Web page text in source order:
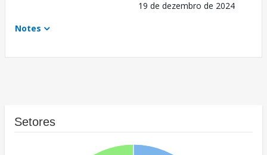
19 de dezembro de 2024
Notes
Setores